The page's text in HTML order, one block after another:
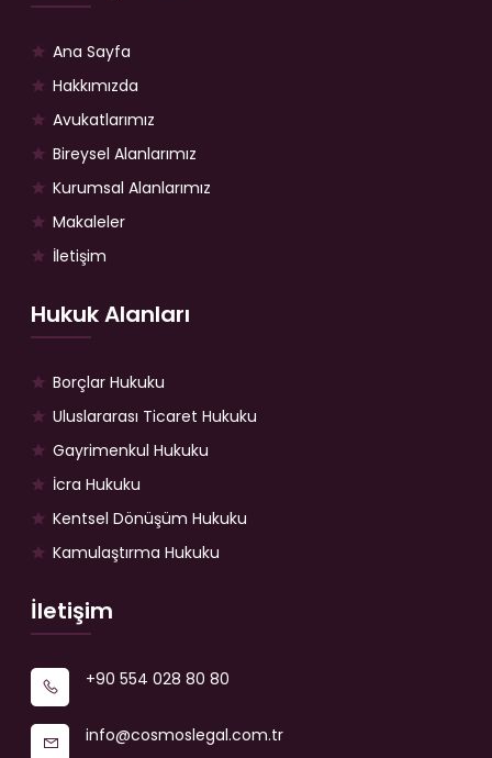
Ana Sayfa
Hakkımızda
Avukatlarımız
Bireysel Alanlarımız
Kurumsal Alanlarımız
Makaleler
İletişim
Hukuk Alanları
Borçlar Hukuku
Uluslararası Ticaret Hukuku
Gayrimenkul Hukuku
İcra Hukuku
Kentsel Dönüşüm Hukuku
Kamulaştırma Hukuku
İletişim
+90 554 028 80 80
info@cosmoslegal.com.tr